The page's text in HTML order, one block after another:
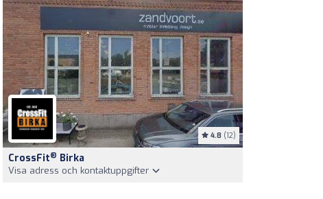
4.8 (12)
CrossFit® Birka
Visa adress och kontaktuppgifter